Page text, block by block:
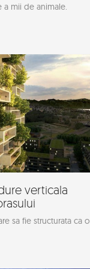
a mii de animale.
verticala
sa fie structurata ca o